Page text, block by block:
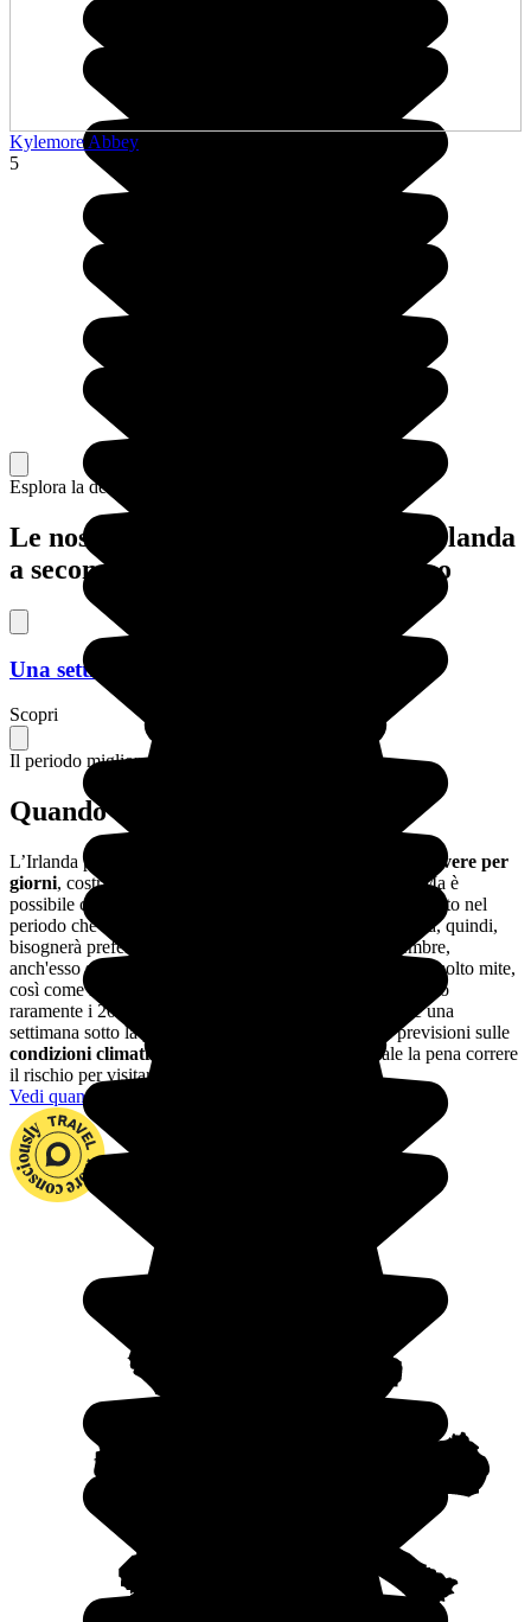
Kylemore Abbey
5
Esplora la destinazione al tuo ritmo
Le nostre ispirazioni di viaggio in Irlanda
a seconda della durata del soggiorno
Una settimana in Irlanda
Scopri
Il periodo migliore per partire
Quando andare in Irlanda?
L’Irlanda presenta un clima estremamente umido:
può piovere per
giorni, costringendoti a rimanere all'interno dei pub (!) Ma è
possibile contare anche su qualche bella giornata, soprattutto nel
periodo che va da maggio ad agosto. Per visitare l'Irlanda, quindi,
bisognerà preferire la stagione estiva e il mese di settembre,
anch'esso spesso molto gradevole. L’inverno irlandese è molto mite,
così come l'estate, durante la quale le temperature superano
raramente i 20 gradi. L'unico rischio è quello di passare una
settimana sotto la pioggia. Ma ci si può affidare alle previsioni sulle
condizioni climatiche in Irlanda
e, comunque, vale la pena correre
il rischio per visitare il paese!
Vedi quando partire